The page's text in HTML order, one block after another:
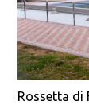
Rossetta di